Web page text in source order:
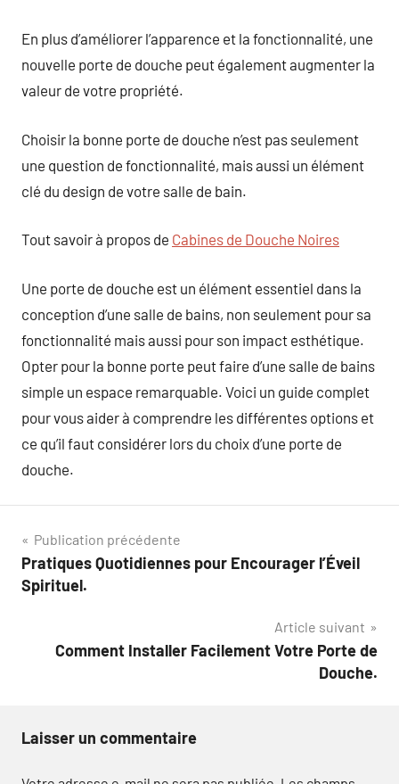
En plus d’améliorer l’apparence et la fonctionnalité, une
nouvelle porte de douche peut également augmenter la
valeur de votre propriété.
Choisir la bonne porte de douche n’est pas seulement
une question de fonctionnalité, mais aussi un élément
clé du design de votre salle de bain.
Tout savoir à propos de Cabines de Douche Noires
Une porte de douche est un élément essentiel dans la
conception d’une salle de bains, non seulement pour sa
fonctionnalité mais aussi pour son impact esthétique.
Opter pour la bonne porte peut faire d’une salle de bains
simple un espace remarquable. Voici un guide complet
pour vous aider à comprendre les différentes options et
ce qu’il faut considérer lors du choix d’une porte de
douche.
Navigation
de
Publication précédente
Pratiques Quotidiennes pour Encourager l’Éveil
Spirituel.
Article suivant
Comment Installer Facilement Votre Porte de
Douche.
Laisser un commentaire